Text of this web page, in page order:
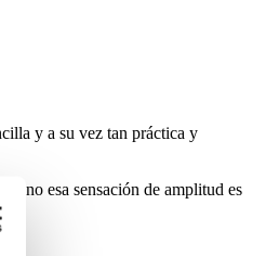
y a su vez tan práctica y
tono esa sensación de amplitud es